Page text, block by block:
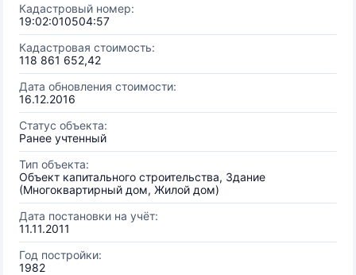
Кадастровый номер:
19:02:010504:57
Кадастровая стоимость:
118 861 652,42
Дата обновления стоимости:
16.12.2016
Статус объекта:
Ранее учтенный
Тип объекта:
Объект капитального строительства, Здание
(Многоквартирный дом, Жилой дом)
Дата постановки на учёт:
11.11.2011
Год постройки:
1982